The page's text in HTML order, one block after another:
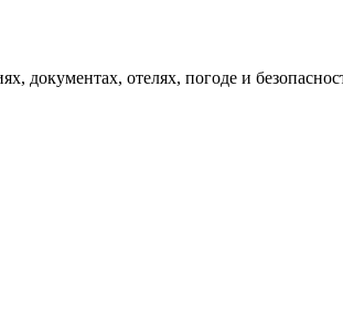
документах, отелях, погоде и